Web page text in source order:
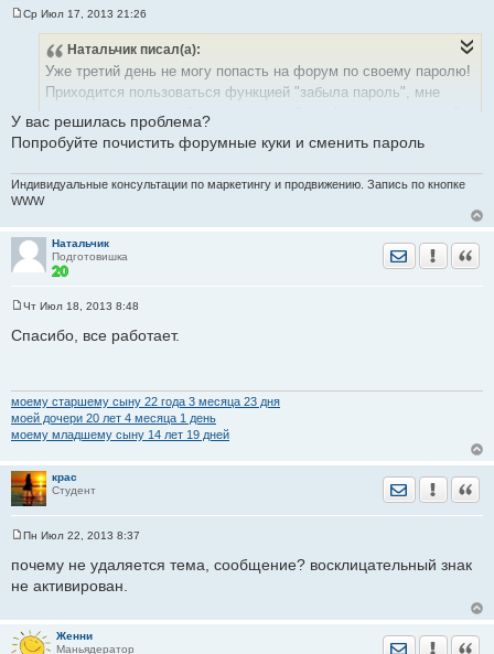
е
Ср Июл 17, 2013 21:26
Натальчик писал(а):
Уже третий день не могу попасть на форум по своему паролю!
Приходится пользоваться функцией "забыла пароль", мне
высылают временный, я вхожу в свой профиль, ставлю свой
пароль. А через некоторое время меня просто выкидывает с
форума, хочу снова зайти, а комп пишет неверное имя
пользователя или пароль. Пыталась обратиться к
У вас решилась проблема?
Попробуйте почистить форумные куки и сменить пароль
Индивидуальные консультации по маркетингу и продвижению. Запись по кнопке
WWW
Натальчик
Подготовишка
Отправить
о
н
и
е
Чт Июл 18, 2013 8:48
Спасибо, все работает.
моему старшему сыну 22 годa 3 месяца 23 дня
моей дочери 20 лет 4 месяца 1 день
моему младшему сыну 14 лет 19 дней
крас
Студент
Отправить
о
б
и
е
Пн Июл 22, 2013 8:37
почему не удаляется тема, сообщение? восклицательный знак
не активирован.
Женни
Маньядератор
Отправить